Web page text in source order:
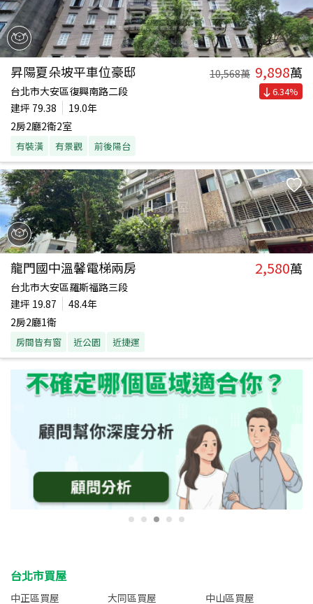
昇陽夏朵坡平車位豪邸 10,568萬 9,898萬
台北市大安區復興南路二段
建坪 79.38
19.0年
2房2廳2衛2室
有裝潢 有景觀 前後陽台
6.34%
龍門國中溫馨電梯兩房 2,580萬
台北市大安區羅斯福路三段
建坪 19.87
48.4年
2房2廳1衛
房間皆有窗 近公園 近捷運
台北市買屋
中正區買屋 大同區買屋
中山區買屋